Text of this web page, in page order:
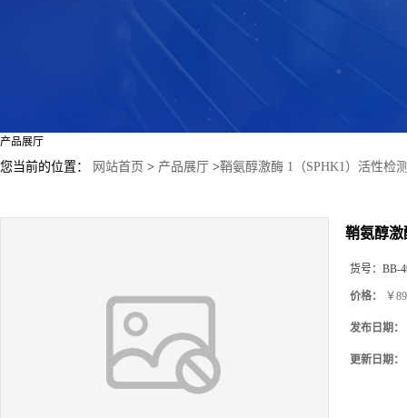
产品展厅
您当前的位置： 网站首页 > 产品展厅 >鞘氨醇激酶 1（SPHK1）活性检
鞘氨醇激
货号： BB-
价格： ￥
发布日期：
更新日期：